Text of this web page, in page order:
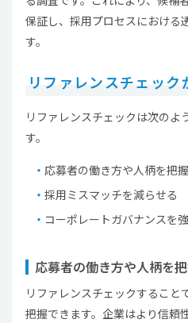
保証し、採用プロセスにおける
す。
リファレンスチェック
リファレンスチェックは次のよ
す。
応募者の働き方や人柄を把
採用ミスマッチを減らせる
コーポレートガバナンスを
応募者の働き方や人柄を
リファレンスチェックすること
把握できます。企業はより信頼